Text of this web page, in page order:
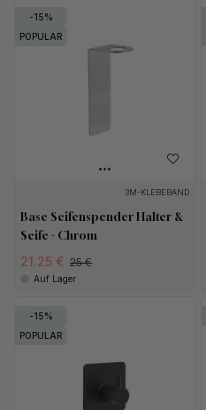
15
POPULAR
3M-KLEBEBAND
Base Seifenspender Halter &
Seife - Chrom
21.25 € 25 €
Auf Lager
15
POPULAR